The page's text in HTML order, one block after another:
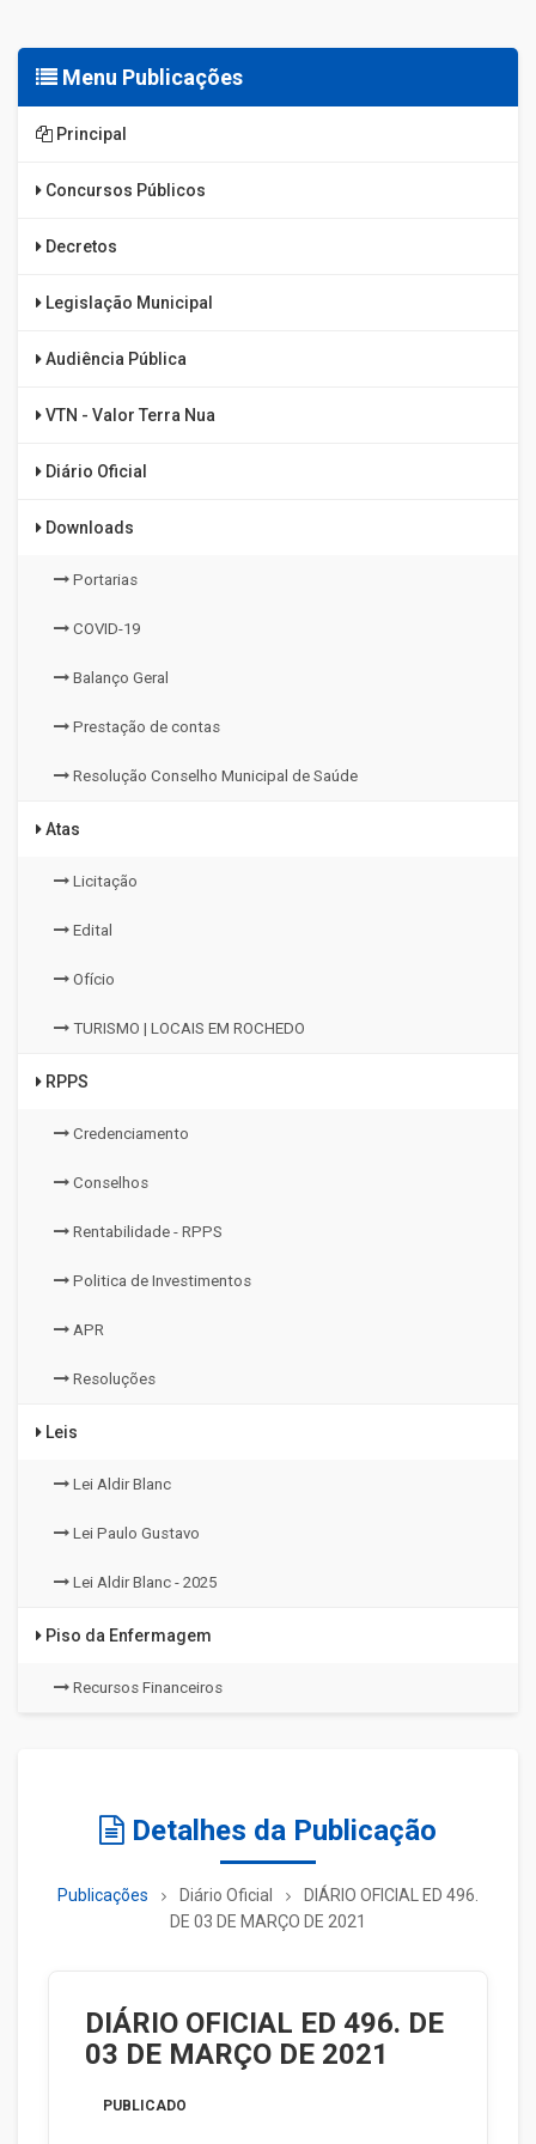
Menu Publicações
Principal
Concursos Públicos
Decretos
Legislação Municipal
Audiência Pública
VTN - Valor Terra Nua
Diário Oficial
Downloads
Portarias
COVID-19
Balanço Geral
Prestação de contas
Resolução Conselho Municipal de Saúde
Atas
Licitação
Edital
Ofício
TURISMO | LOCAIS EM ROCHEDO
RPPS
Credenciamento
Conselhos
Rentabilidade - RPPS
Politica de Investimentos
APR
Resoluções
Leis
Lei Aldir Blanc
Lei Paulo Gustavo
Lei Aldir Blanc - 2025
Piso da Enfermagem
Recursos Financeiros
Detalhes da Publicação
Publicações Diário Oficial
DIÁRIO OFICIAL ED 496.
DE 03 DE MARÇO DE 2021
DIÁRIO OFICIAL ED 496. DE
03 DE MARÇO DE 2021
PUBLICADO